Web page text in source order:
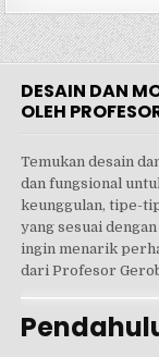
DESAIN DAN
OLEH
Temukan desain
dan fungsional
keunggulan, tipe-
yang sesuai
ingin menarik
dari Profesor